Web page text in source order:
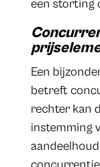
een storting
Een
betreft
rechter kan
instemming